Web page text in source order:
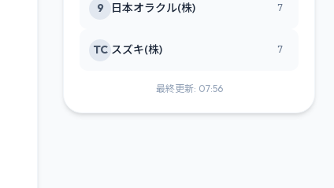
9 日本オラクル(株) 7
TC スズキ(株) 7
最終更新: 07:56